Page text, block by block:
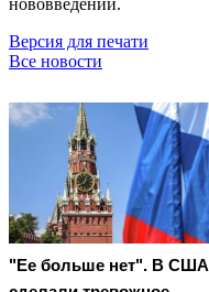
Версия для печати
Все новости
"Ее больше нет". В США